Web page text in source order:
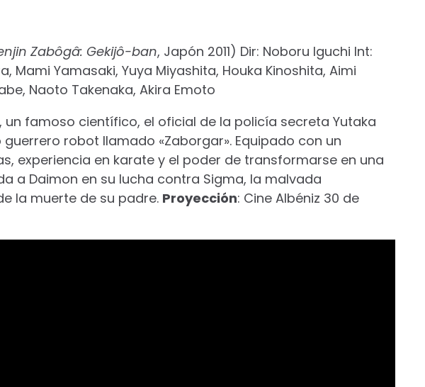
Zabôgâ: Gekijô-ban, Japón 2011) Dir: Noboru Iguchi Int:
Mami Yamasaki, Yuya Miyashita, Houka Kinoshita, Aimi
Naoto Takenaka, Akira Emoto
un famoso científico, el oficial de la policía secreta Yutaka
robot llamado «Zaborgar». Equipado con un
experiencia en karate y el poder de transformarse en una
a Daimon en su lucha contra Sigma, la malvada
la muerte de su padre. Proyección: Cine Albéniz 30 de